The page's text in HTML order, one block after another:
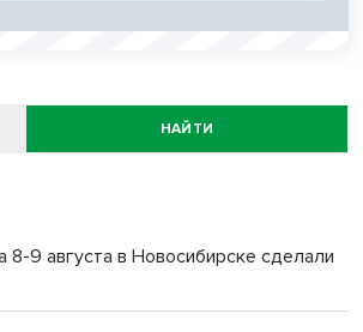
НАЙТИ
8-9 августа в Новосибирске сделали